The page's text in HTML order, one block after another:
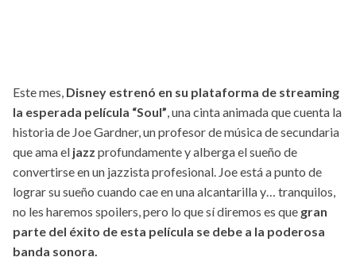
Este mes, Disney estrenó en su plataforma de streaming
la esperada película “Soul”, una cinta animada que cuenta la
historia de Joe Gardner, un profesor de música de secundaria
que ama el jazz profundamente y alberga el sueño de
convertirse en un jazzista profesional. Joe está a punto de
lograr su sueño cuando cae en una alcantarilla y… tranquilos,
no les haremos spoilers, pero lo que sí diremos es que gran
parte del éxito de esta película se debe a la poderosa
banda sonora.